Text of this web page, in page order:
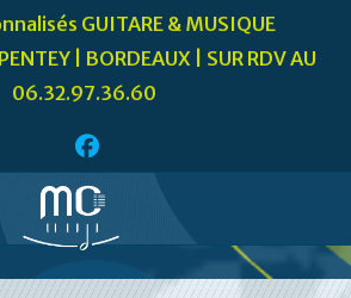
GUITARE & MUSIQUE
| BORDEAUX | SUR RDV AU
06.32.97.36.60